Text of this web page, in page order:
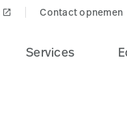
launch Contact opnemen
Services